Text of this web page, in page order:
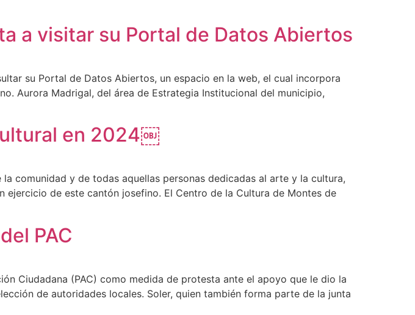
a visitar su Portal de Datos Abiertos
su Portal de Datos Abiertos, un espacio en la web, el cual incorpora
Aurora Madrigal, del área de Estrategia Institucional del municipio,
en 2024￼
comunidad y de todas aquellas personas dedicadas al arte y la cultura,
ejercicio de este cantón josefino. El Centro de la Cultura de Montes de
PAC
Ciudadana (PAC) como medida de protesta ante el apoyo que le dio la
de autoridades locales. Soler, quien también forma parte de la junta